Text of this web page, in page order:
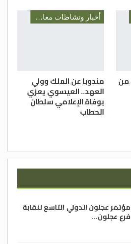
من
أخبار ونشاطات معالي رئيس الديوان الملكي السيد يوسف العيسوي
مندوبا عن الملك وولي
العهد.. العيسوي يعزي
بوفاة الإعلامي سلطان
الحطاب
عجلون الدولي التاسع لنقابة
فرع عجلون…